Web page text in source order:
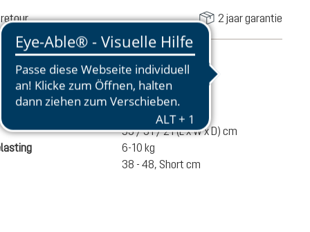
2 jaar garantie
2620 g
30 liters
53 / 31 / 21 (L x W x D) cm
6-10 kg
38 - 48, Short cm